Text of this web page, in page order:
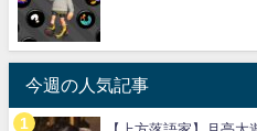
今週の人気記事